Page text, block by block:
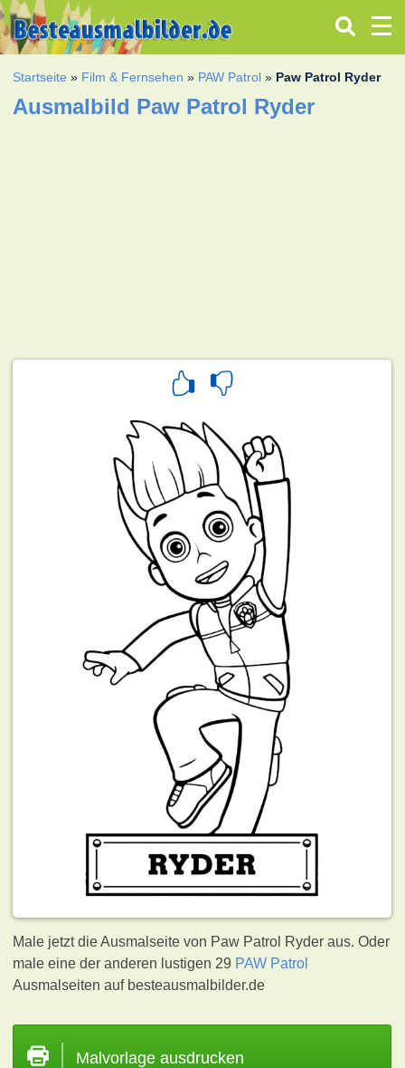
Startseite » Film & Fernsehen » PAW Patrol » Paw Patrol Ryder
Ausmalbild Paw Patrol Ryder
Male jetzt die Ausmalseite von Paw Patrol Ryder aus. Oder
male eine der anderen lustigen 29 PAW Patrol
Ausmalseiten auf besteausmalbilder.de
Malvorlage ausdrucken